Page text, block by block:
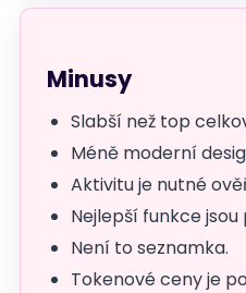
Minusy
Slabší než top
Méně moderní
Aktivitu je nutné
Nejlepší funkce jsou
Není to seznamka.
Tokenové ceny je